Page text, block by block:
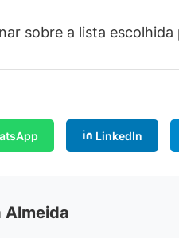
sobre a lista
LinkedIn
Almeida